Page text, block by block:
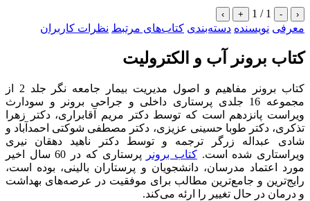
‹
-
1 / 1
+
›
معرفی نویسنده دسته‌بندی کتاب‌های مرتبط نظرات کاربران
کتاب برونر آب و الکترولیت
کتاب برونر مفاهیم و اصول مدیریت بیمار جامعه نگر جلد 2 از
مجموعه 16 جلدی پرستاری داخلی و جراحی برونر و سودارث
ویراست پانزدهم است که توسط دﮐﺘﺮ ﻣﺮﯾﻢ آﻗﺎﺑﺮاری، دﮐﺘﺮ زﻫﺮا
ﺗﺬﮐﺮی، دﮐﺘﺮ ﻃﻮﺑﺎ ﺣﺴﯿﻨﯽ ﻋﺰﯾﺰی، دﮐﺘﺮ ﻣﺼﻄﻔﯽ ﺷﻮﮐﺘﯽ اﺣﻤﺪآﺑﺎد و
ﺷﺎدی ﻋﺒﺪاﻟﻪ زرﮔﺮ ترجمه و توسط دکتر ناهید دهقان نیری
ویراستاری شده است.کتاب برونر
پرستاری که در 60 سال اخیر
مورد اعتماد مدرسان، دانشجویان و پرستاران بالینی، بوده است،
رایج‌ترین و جامع‌ترین مطالب برای موفقیت در عرصه‌های بهداشت
و درمان در حال تغییر را ارئه می‌کند.